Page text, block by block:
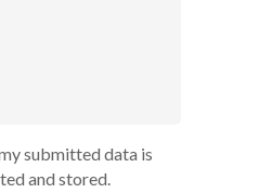
submitted data is
and stored.